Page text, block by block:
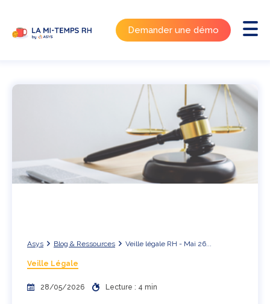
Demander une démo
Asys Blog & Ressources Veille légale RH - Mai 26...
Veille Légale
28/05/2026 Lecture : 4 min